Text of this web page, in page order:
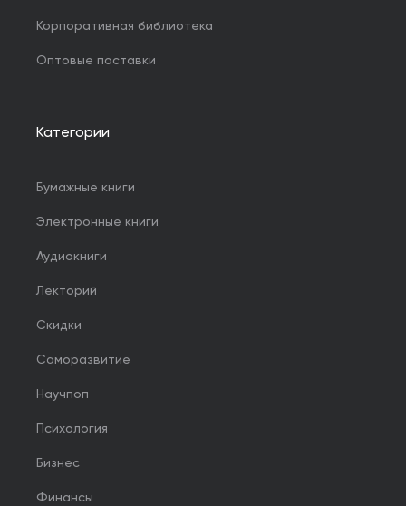
Корпоративная библиотека
Оптовые поставки
Категории
Бумажные книги
Электронные книги
Аудиокниги
Лекторий
Скидки
Саморазвитие
Научпоп
Психология
Бизнес
Финансы